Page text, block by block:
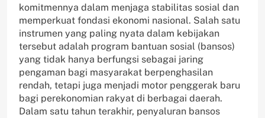
komitmennya dalam menjaga stabilitas sosial dan
memperkuat fondasi ekonomi nasional. Salah satu
instrumen yang paling nyata dalam kebijakan
tersebut adalah program bantuan sosial (bansos)
yang tidak hanya berfungsi sebagai jaring
pengaman bagi masyarakat berpenghasilan
rendah, tetapi juga menjadi motor penggerak baru
bagi perekonomian rakyat di berbagai daerah.
Dalam satu tahun terakhir, penyaluran bansos